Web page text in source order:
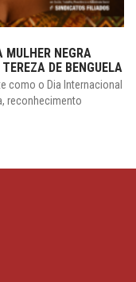
NEGRA
DE BENGUELA
como o Dia Internacional
reconhecimento